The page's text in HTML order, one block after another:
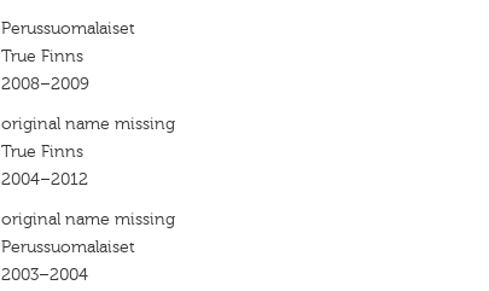
Perussuomalaiset
True Finns
2008–2009
original name missing
True Finns
2004–2012
original name missing
Perussuomalaiset
2003–2004